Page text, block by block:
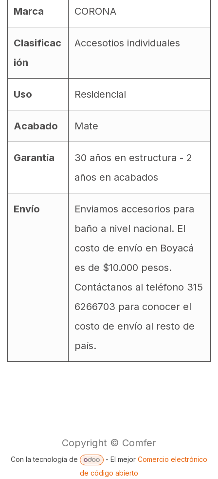
Marca CORONA
Clasificac
ión
Accesotios individuales
Uso Residencial
Acabado Mate
Garantía
30 años en estructura - 2
años en acabados
Envío
Enviamos accesorios para
baño a nivel nacional. El
costo de envío en Boyacá
es de $10.000 pesos.
Contáctanos al teléfono 315
6266703 para conocer el
costo de envío al resto de
país.
Copyright © Comfer
Con la tecnología de - El mejor Comercio electrónico
de código abierto